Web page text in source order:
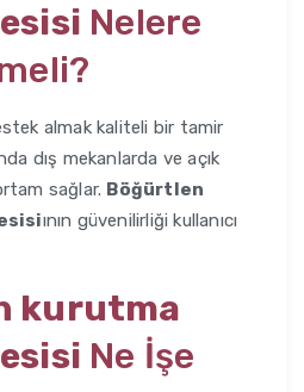
Nelere
almak kaliteli bir tamir
dış mekanlarda ve açık
sağlar. Böğürtlen
ının güvenilirliği kullanıcı
kurutma
Ne İşe